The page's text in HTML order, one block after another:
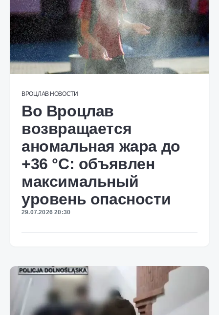
ВРОЦЛАВ НОВОСТИ
Во Вроцлав
возвращается
аномальная жара до
+36 °C: объявлен
максимальный
уровень опасности
29.07.2026 20:30